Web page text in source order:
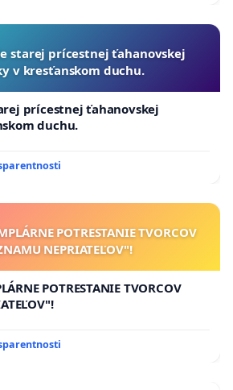
starej prícestnej ťahanovskej
v kresťanskom duchu.
prícestnej ťahanovskej
duchu.
POTRESTANIE TVORCOV
NEPRIATEĽOV"!
POTRESTANIE TVORCOV